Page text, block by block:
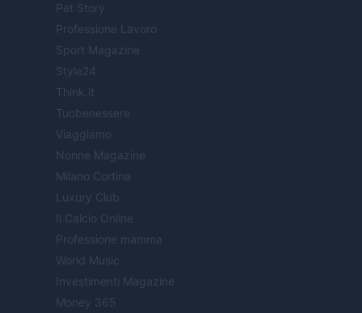
Pet Story
Professione Lavoro
Sport Magazine
Style24
Think.it
Tuobenessere
Viaggiamo
Nonne Magazine
Milano Cortina
Luxury Club
Il Calcio Online
Professione mamma
World Music
Investimenti Magazine
Money 365